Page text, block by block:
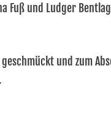
Fuß und Ludger
und zum